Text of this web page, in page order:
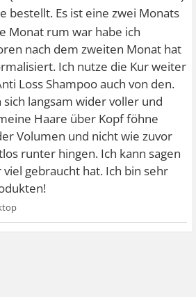
bestellt. Es ist eine zwei Monats
Monat rum war habe ich
nach dem zweiten Monat hat
Ich nutze die Kur weiter
Loss Shampoo auch von den.
langsam wider voller und
Haare über Kopf föhne
Volumen und nicht wie zuvor
runter hingen. Ich kann sagen
gebraucht hat. Ich bin sehr